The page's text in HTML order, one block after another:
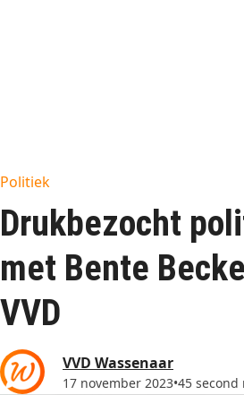
Politiek
Drukbezocht
met Bente
VVD
VVD Wassenaar
17 november 2023•45 second